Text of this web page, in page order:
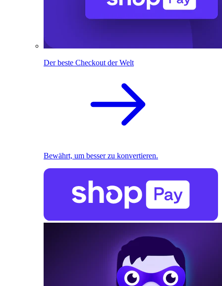
Der beste Checkout der Welt
Bewährt, um besser zu konvertieren.